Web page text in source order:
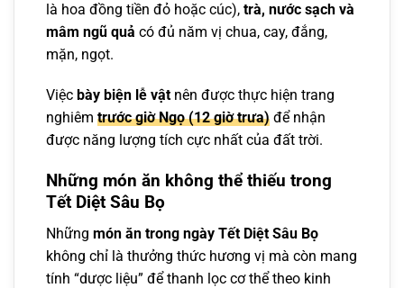
là hoa đồng tiền đỏ hoặc cúc), trà, nước sạch và
mâm ngũ quả có đủ năm vị chua, cay, đắng,
mặn, ngọt.
Việc bày biện lễ vật nên được thực hiện trang
nghiêm trước giờ Ngọ (12 giờ trưa) để nhận
được năng lượng tích cực nhất của đất trời.
Những món ăn không thể thiếu trong
Tết Diệt Sâu Bọ
Những món ăn trong ngày Tết Diệt Sâu Bọ
không chỉ là thưởng thức hương vị mà còn mang
tính “dược liệu” để thanh lọc cơ thể theo kinh